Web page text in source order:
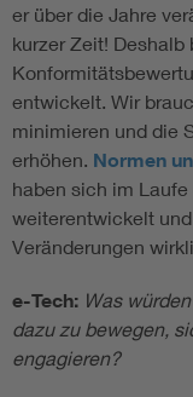
er über die Jahre
kurzer Zeit! Deshalb
entwickelt. Wir
minimieren und die
erhöhen. Normen
haben sich im
weiterentwickelt
Veränderungen
e-Tech: Was
dazu zu bewegen,
engagieren?